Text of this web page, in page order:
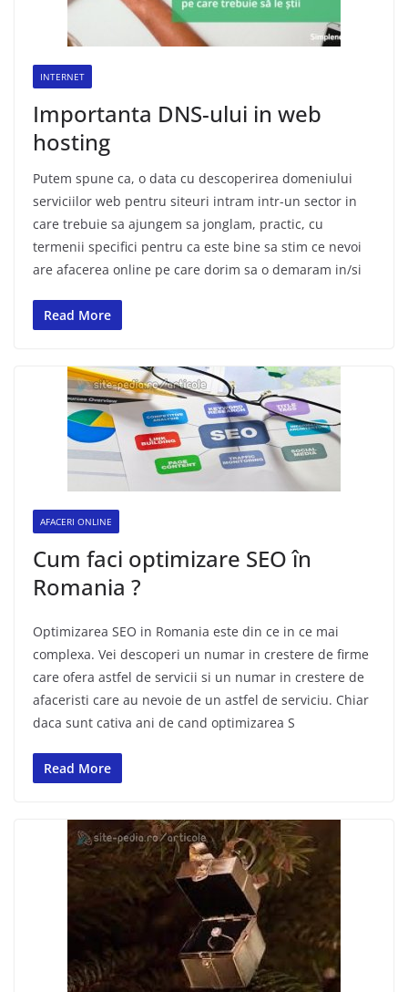
INTERNET
Importanta DNS-ului in web
hosting
Putem spune ca, o data cu descoperirea domeniului
serviciilor web pentru siteuri intram intr-un sector in
care trebuie sa ajungem sa jonglam, practic, cu
termenii specifici pentru ca este bine sa stim ce nevoi
are afacerea online pe care dorim sa o demaram in/si
Read More
AFACERI ONLINE
Cum faci optimizare SEO în
Romania ?
Optimizarea SEO in Romania este din ce in ce mai
complexa. Vei descoperi un numar in crestere de firme
care ofera astfel de servicii si un numar in crestere de
afaceristi care au nevoie de un astfel de serviciu. Chiar
daca sunt cativa ani de cand optimizarea S
Read More